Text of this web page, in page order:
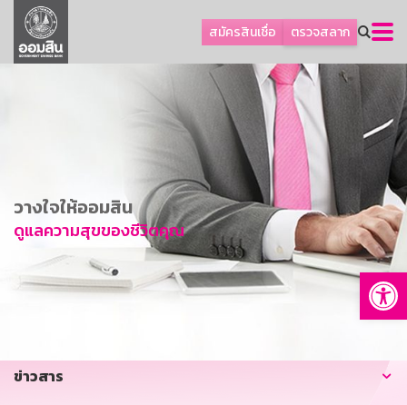
สมัครสินเชื่อ ตรวจสลาก
ลูกค้าธุรกิจ
ลูกค้าผู้ประกอบรายย่อย
การพัฒนาที่ยั่งยืน
ข่าวสาร
บริการทางการเงิน
อื่นๆ
วางใจให้ออมสิน
ดูแลความสุขของชีวิตคุณ
ข่าวสาร